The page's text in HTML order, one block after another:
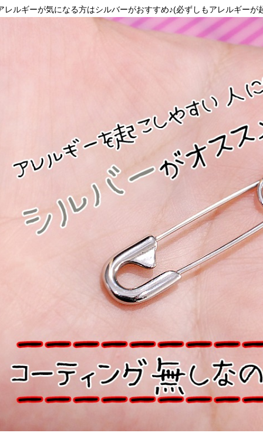
レルギーが気になる方はシルバーがおすすめ♪(必ずしもアレルギー